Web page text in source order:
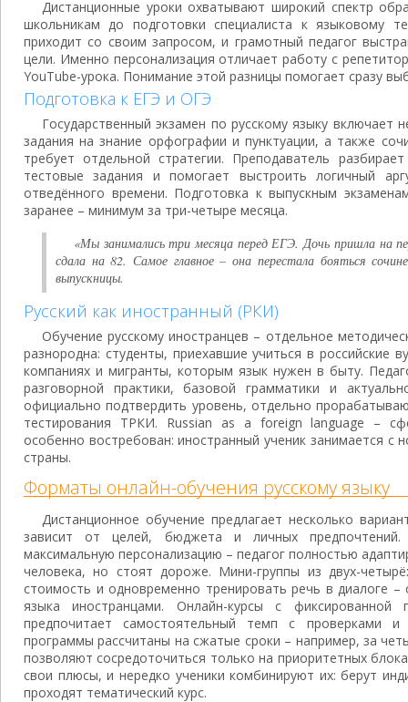
Дистанционные уроки охватывают широкий спектр
школьникам до подготовки специалиста к языковому
приходит со своим запросом, и грамотный педагог
цели. Именно персонализация отличает работу с
YouTube-урока. Понимание этой разницы помогает сразу
Подготовка к ЕГЭ и ОГЭ
Государственный экзамен по русскому языку включает
задания на знание орфографии и пунктуации, а также
требует отдельной стратегии. Преподаватель
тестовые задания и помогает выстроить логичный
отведённого времени. Подготовка к выпускным
заранее – минимум за три-четыре месяца.
«Мы занимались три месяца перед ЕГЭ. Дочь пришла на
сдала на 82. Самое главное – она перестала бояться
выпускницы.
Русский как иностранный (РКИ)
Обучение русскому иностранцев – отдельное
разнородна: студенты, приехавшие учиться в российские
компаниях и мигранты, которым язык нужен в быту.
разговорной практики, базовой грамматики и
официально подтвердить уровень, отдельно
тестирования ТРКИ. Russian as a foreign language –
особенно востребован: иностранный ученик занимается с
страны.
Форматы онлайн-обучения русскому языку
Дистанционное обучение предлагает несколько
зависит от целей, бюджета и личных предпочтений.
максимальную персонализацию – педагог полностью
человека, но стоят дороже. Мини-группы из двух-
стоимость и одновременно тренировать речь в диалоге –
языка иностранцами. Онлайн-курсы с
предпочитает самостоятельный темп с проверками
программы рассчитаны на сжатые сроки – например, за
позволяют сосредоточиться только на приоритетных
свои плюсы, и нередко ученики комбинируют их: берут
проходят тематический курс.